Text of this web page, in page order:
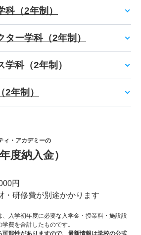
科（2年制）
ター学科（2年制）
学科（2年制）
年制）
ィ・アカデミーの
度納入金）
円
・研修費が別途かかります
入学初年度に必要な入学金・授業料・施設設
費を合計したものです。
能性がありますので、最新情報は学校の公式